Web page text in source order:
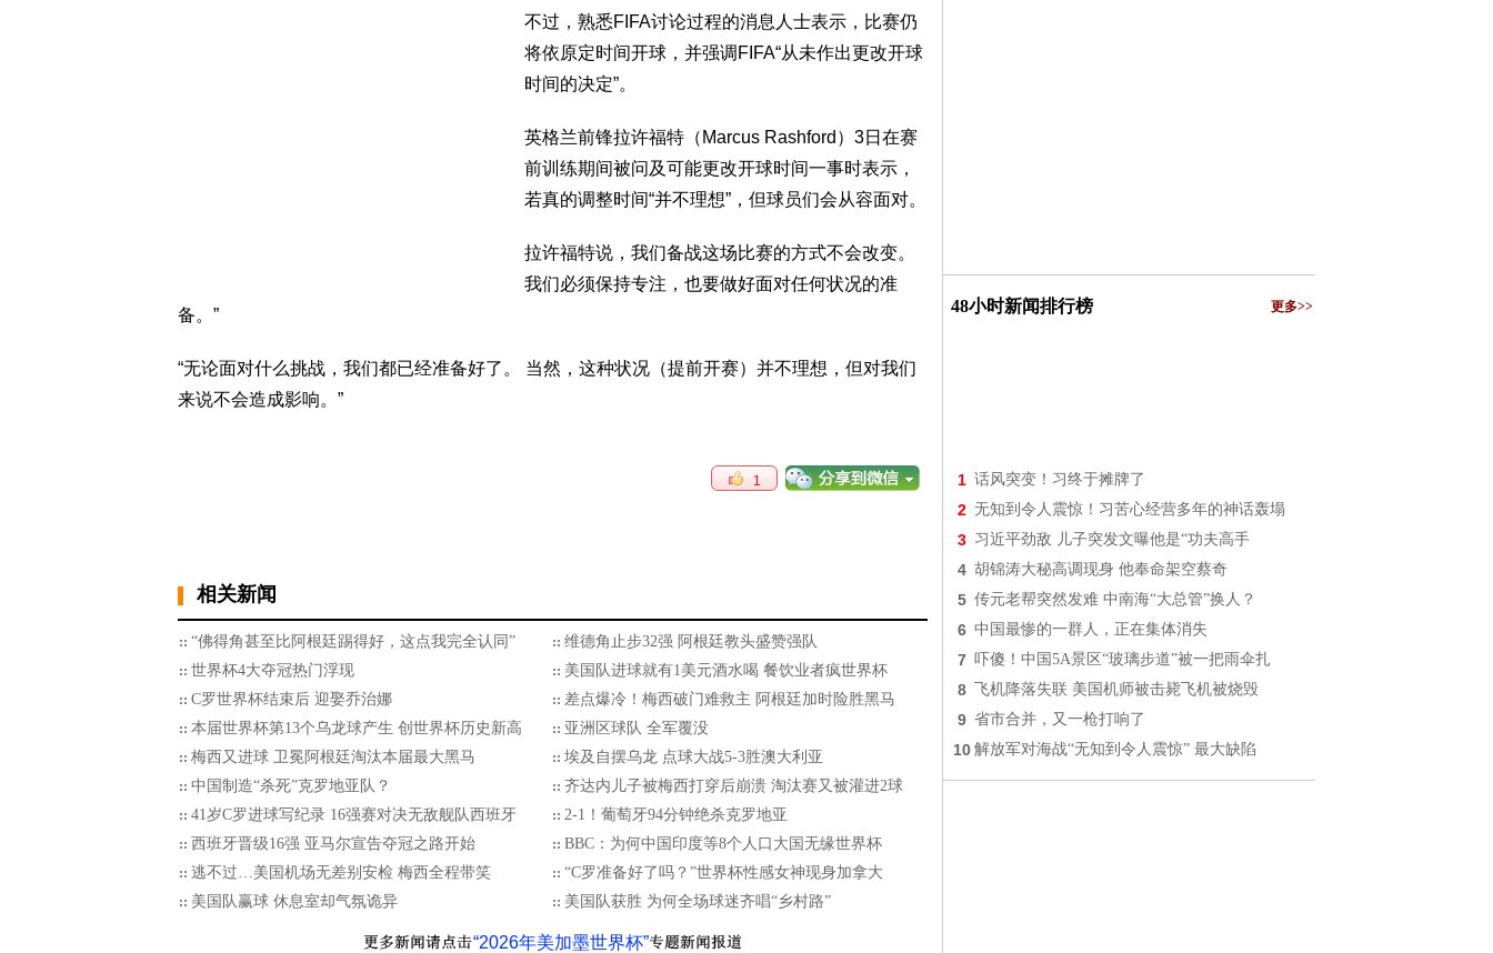
不过，熟悉FIFA讨论过程的消息人士表示，比赛仍
将依原定时间开球，并强调FIFA“从未作出更改开球
时间的决定”。
英格兰前锋拉许福特（Marcus Rashford）3日在赛
前训练期间被问及可能更改开球时间一事时表示，
若真的调整时间“并不理想”，但球员们会从容面对。
拉许福特说，我们备战这场比赛的方式不会改变。
我们必须保持专注，也要做好面对任何状况的准
备。”
“无论面对什么挑战，我们都已经准备好了。 当然，这种状况（提前开赛）并不理想，但对我们
来说不会造成影响。”
1
相关新闻
“佛得角甚至比阿根廷踢得好，这点我完全认同”
维德角止步32强 阿根廷教头盛赞强队
世界杯4大夺冠热门浮现
美国队进球就有1美元酒水喝 餐饮业者疯世界杯
C罗世界杯结束后 迎娶乔治娜
差点爆冷！梅西破门难救主 阿根廷加时险胜黑马
本届世界杯第13个乌龙球产生 创世界杯历史新高
亚洲区球队 全军覆没
梅西又进球 卫冕阿根廷淘汰本届最大黑马
埃及自摆乌龙 点球大战5-3胜澳大利亚
中国制造“杀死”克罗地亚队？
齐达内儿子被梅西打穿后崩溃 淘汰赛又被灌进2球
41岁C罗进球写纪录 16强赛对决无敌舰队西班牙
2-1！葡萄牙94分钟绝杀克罗地亚
西班牙晋级16强 亚马尔宣告夺冠之路开始
BBC：为何中国印度等8个人口大国无缘世界杯
逃不过…美国机场无差别安检 梅西全程带笑
“C罗准备好了吗？”世界杯性感女神现身加拿大
美国队赢球 休息室却气氛诡异
美国队获胜 为何全场球迷齐唱“乡村路”
“2026年美加墨世界杯”
48小时新闻排行榜 更多>>
1 话风突变！习终于摊牌了
2 无知到令人震惊！习苦心经营多年的神话轰塌
3 习近平劲敌 儿子突发文曝他是“功夫高手
4 胡锦涛大秘高调现身 他奉命架空蔡奇
5 传元老帮突然发难 中南海“大总管”换人？
6 中国最惨的一群人，正在集体消失
7 吓傻！中国5A景区“玻璃步道”被一把雨伞扎
8 飞机降落失联 美国机师被击毙飞机被烧毁
9 省市合并，又一枪打响了
10 解放军对海战“无知到令人震惊” 最大缺陷